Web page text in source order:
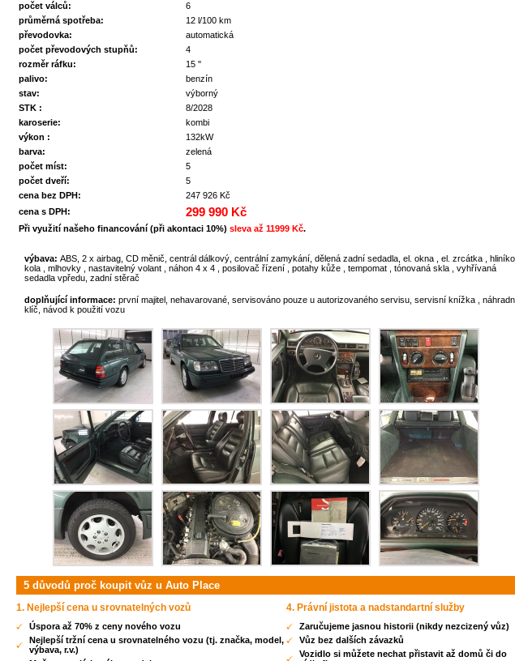
počet válců:
6
průměrná spotřeba:
12 l/100 km
převodovka:
automatická
počet převodových stupňů:
4
rozměr ráfku:
15 ''
palivo:
benzín
stav:
výborný
STK :
8/2028
karoserie:
kombi
výkon :
132kW
barva:
zelená
počet míst:
5
počet dveří:
5
cena bez DPH:
247 926 Kč
cena s DPH:
299 990 Kč
Při využití našeho financování (při akontaci 10%) sleva až 11999 Kč.
výbava: ABS, 2 x airbag, CD měnič, centrál dálkový, centrální zamykání, dělená zadní sedadla, el. okna , el. zrcátka ,
kola , mlhovky , nastavitelný volant , náhon 4 x 4 , posilovač řízení , potahy kůže , tempomat , tónovaná skla , vyhřívaná
sedadla vpředu, zadní stěrač
doplňující informace: první majitel, nehavarované, servisováno pouze u autorizovaného servisu, servisní knížka ,
klíč, návod k použití vozu
5 důvodů proč koupit vůz u Auto Place
1. Nejlepší cena u srovnatelných vozů
Úspora až 70% z ceny nového vozu
Nejlepší tržní cena u srovnatelného vozu (tj. značka, model,
výbava, r.v.)
4. Právní jistota a nadstandartní služby
Zaručujeme jasnou historii (nikdy nezcizený vůz)
Vůz bez dalších závazků
Vozidlo si můžete nechat přistavit až domů či do